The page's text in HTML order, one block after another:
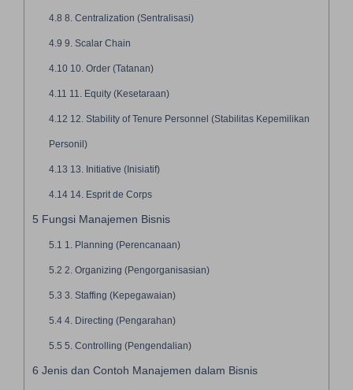
4.8 8. Centralization (Sentralisasi)
4.9 9. Scalar Chain
4.1010. Order (Tatanan)
4.11 11. Equity (Kesetaraan)
4.12 12. Stability of Tenure Personnel (Stabilitas Kepemilikan
Personil)
4.13 13. Initiative (Inisiatif)
4.1414. Esprit de Corps
5 Fungsi Manajemen Bisnis
5.1 1. Planning (Perencanaan)
5.2 2. Organizing (Pengorganisasian)
5.3 3. Staffing (Kepegawaian)
5.44. Directing (Pengarahan)
5.5 5. Controlling (Pengendalian)
6 Jenis dan Contoh Manajemen dalam Bisnis